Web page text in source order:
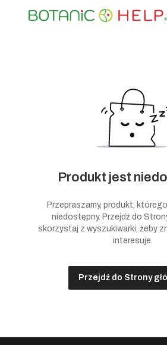
Produkt jest
Przepraszamy, produkt,
niedostępny. Przejdź do
skorzystaj z wyszukiwarki, żeby
interesuje.
Przejdź do Strony